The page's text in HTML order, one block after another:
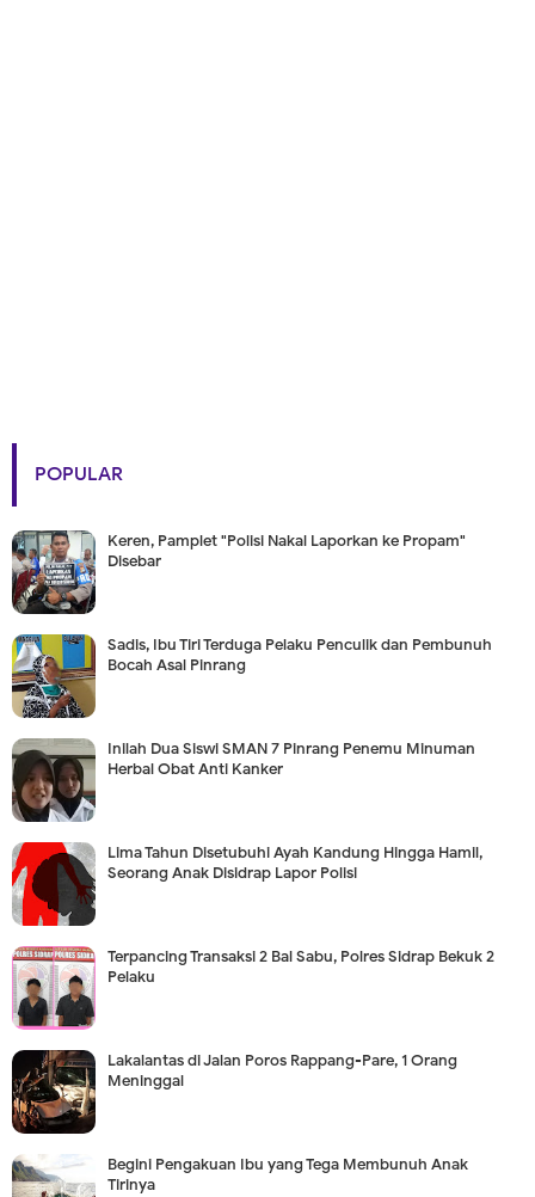
POPULAR
Keren, Pamplet "Polisi Nakal Laporkan ke Propam"
Disebar
Sadis, Ibu Tiri Terduga Pelaku Penculik dan Pembunuh
Bocah Asal Pinrang
Inilah Dua Siswi SMAN 7 Pinrang Penemu Minuman
Herbal Obat Anti Kanker
Lima Tahun Disetubuhi Ayah Kandung Hingga Hamil,
Seorang Anak Disidrap Lapor Polisi
Terpancing Transaksi 2 Bal Sabu, Polres Sidrap Bekuk 2
Pelaku
Lakalantas di Jalan Poros Rappang-Pare, 1 Orang
Meninggal
Begini Pengakuan Ibu yang Tega Membunuh Anak
Tirinya